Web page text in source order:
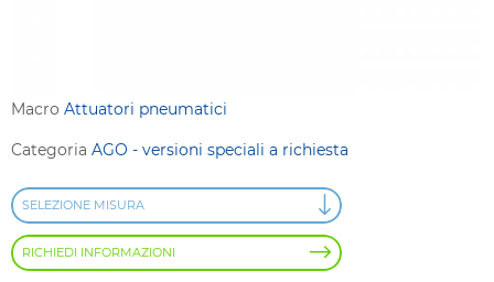
Macro Attuatori pneumatici
Categoria AGO - versioni speciali a richiesta
SELEZIONE MISURA
RICHIEDI INFORMAZIONI